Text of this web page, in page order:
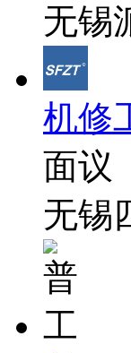
无锡
机修
面议
无锡